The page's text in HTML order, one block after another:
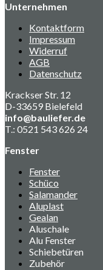
Unternehmen
Kontaktform
Impressum
Widerruf
AGB
Datenschutz
Krackser Str. 12
D-33659 Bielefeld
info@bauliefer.de
T.: 0521 543 626 24
Fenster
Fenster
Schüco
Salamander
Aluplast
Gealan
Aluschale
Alu Fenster
Schiebetüren
Zubehör